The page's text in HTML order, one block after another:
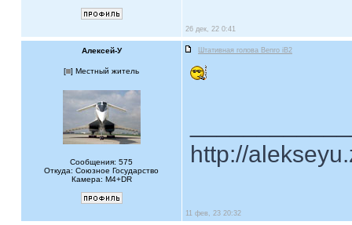
26 дек, 22 0:41
Алексей-У Штативная голова Benro iB2
[ ] Местный житель
Сообщения: 575
Откуда: Союзное Государство
Камера: M4+DR
http://
11 фев, 23 20:32